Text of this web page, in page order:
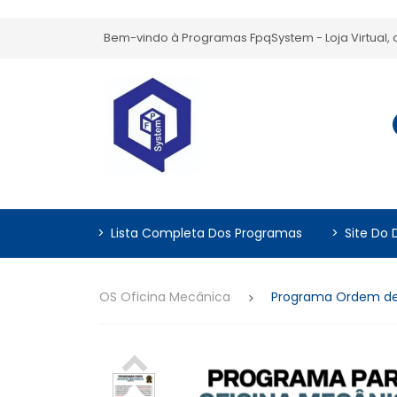
Bem-vindo à Programas FpqSystem - Loja
> Lista Completa Dos Programas > Site Do
OS Oficina Mecânica Programa Ordem